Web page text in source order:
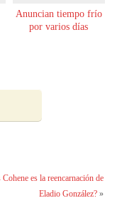
Anuncian tiempo frío
por varios días
Cohene es la reencarnación de
Eladio González?»